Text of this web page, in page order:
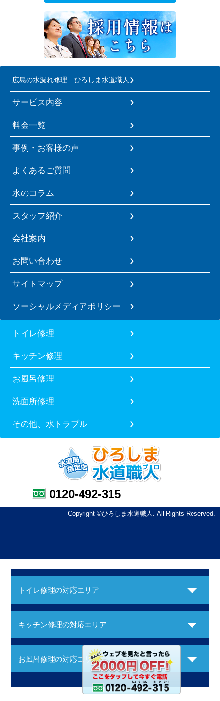
広島の水漏れ修理 ひろしま水道職人
サービス内容
料金一覧
事例・お客様の声
よくあるご質問
水のコラム
スタッフ紹介
会社案内
お問い合わせ
サイトマップ
ソーシャルメディアポリシー
トイレ修理
キッチン修理
お風呂修理
洗面所修理
その他、水トラブル
0120-492-315
Copyright ©ひろしま水道職人. All Rights Reserved.
トイレ修理の対応エリア
キッチン修理の対応エリア
お風呂修理の対応エリア